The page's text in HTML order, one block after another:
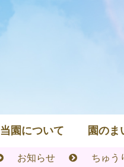
当園について 園のま
お知らせ ちゅう